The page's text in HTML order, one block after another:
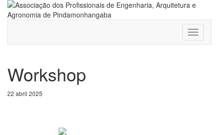
Toggle
Workshop
22 abril 2025